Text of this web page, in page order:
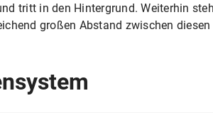
tritt in den Hintergrund. Weiterhin
großen Abstand zwischen